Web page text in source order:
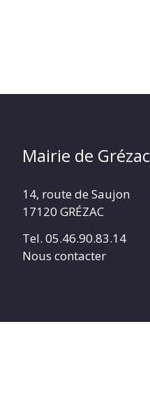
Mairie de Grézac
14, route de Saujon
17120 GRÉZAC
Tel. 05.46.90.83.14
Nous contacter